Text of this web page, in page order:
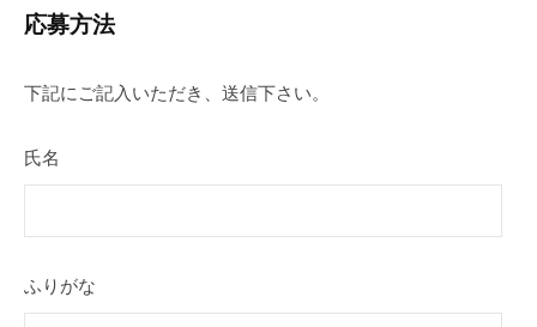
応募方法
下記にご記入いただき、送信下さい。
氏名
ふりがな